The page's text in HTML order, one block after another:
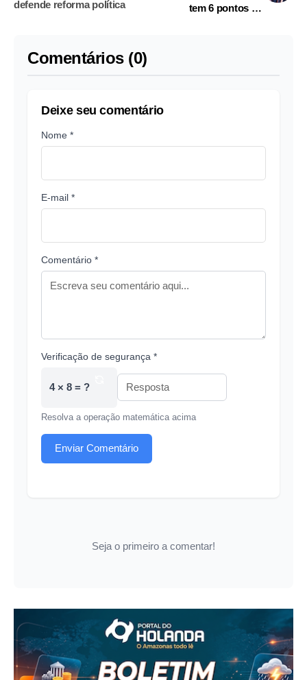
defende reforma política
tem 6 pontos de
Comentários (0)
Deixe seu comentário
Nome *
E-mail *
Comentário *
Verificação de segurança *
4 × 8 = ?
Resolva a operação matemática acima
Enviar Comentário
Seja o primeiro a comentar!